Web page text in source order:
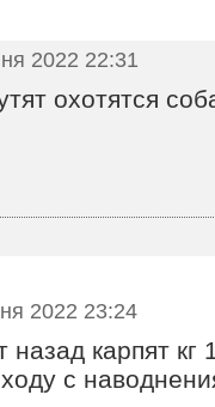
2022 22:31
охотятся
2022 23:24
назад карпят
с